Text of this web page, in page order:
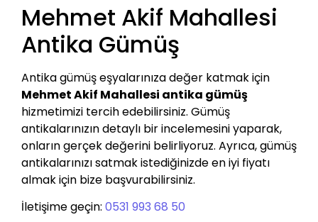
Mehmet Akif Mahallesi
Antika Gümüş
Antika gümüş eşyalarınıza değer katmak için
Mehmet Akif Mahallesi antika gümüş
hizmetimizi tercih edebilirsiniz. Gümüş
antikalarınızın detaylı bir incelemesini yaparak,
onların gerçek değerini belirliyoruz. Ayrıca, gümüş
antikalarınızı satmak istediğinizde en iyi fiyatı
almak için bize başvurabilirsiniz.
İletişime geçin: 0531 993 68 50